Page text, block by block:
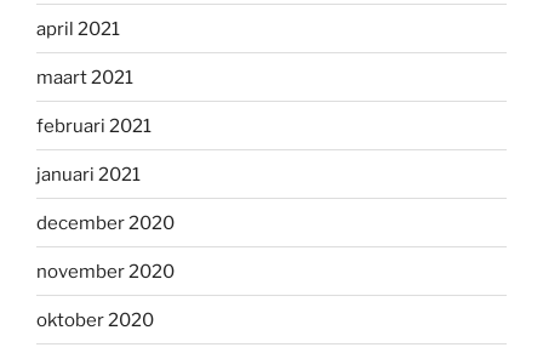
april 2021
maart 2021
februari 2021
januari 2021
december 2020
november 2020
oktober 2020